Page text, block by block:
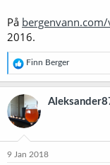
På
2016.
R
e
a
k
s
j
o
e
Finn Berger
9 Jan 2018